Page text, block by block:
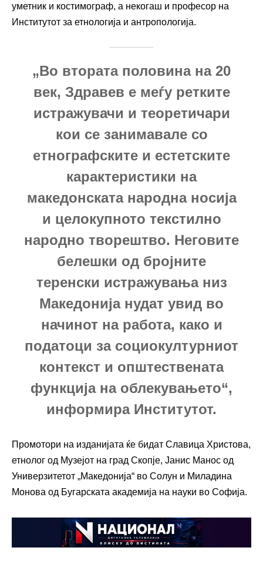
уметник и костимограф, а некогаш и професор на
Институтот за етнологија и антропологија.
„Во втората половина на 20
век, Здравев е меѓу ретките
истражувачи и теоретичари
кои се занимавале со
етнографските и естетските
карактеристики на
македонската народна носија
и целокупното текстилно
народно творештво. Неговите
белешки од бројните
теренски истражувања низ
Македонија нудат увид во
начинот на работа, како и
податоци за социокултурниот
контекст и општествената
функција на облекувањето“,
информира Институтот.
Промотори на изданијата ќе бидат Славица Христова,
етнолог од Музејот на град Скопје, Јанис Манос од
Универзитетот „Македонија“ во Солун и Миладина
Монова од Бугарската академија на науки во Софија.